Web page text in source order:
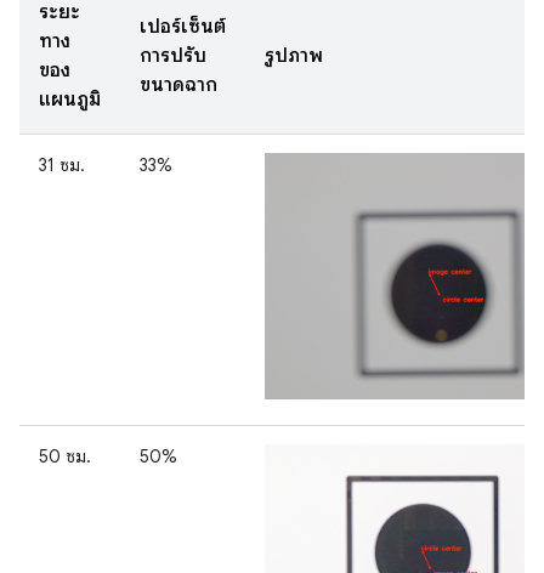
ระยะ
ทาง
ของ
แผนภูมิ
เปอร์เซ็นต์
การปรับ
ขนาดฉาก
รูปภาพ
31 ซม. 33%
50 ซม. 50%